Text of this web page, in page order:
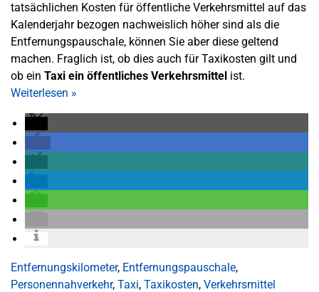
tatsächlichen Kosten für öffentliche Verkehrsmittel auf das
Kalenderjahr bezogen nachweislich höher sind als die
Entfernungspauschale, können Sie aber diese geltend
machen. Fraglich ist, ob dies auch für Taxikosten gilt und
ob ein Taxi ein öffentliches Verkehrsmittel ist.
Weiterlesen »
Entfernungskilometer, Entfernungspauschale,
Personennahverkehr, Taxi, Taxikosten, Verkehrsmittel